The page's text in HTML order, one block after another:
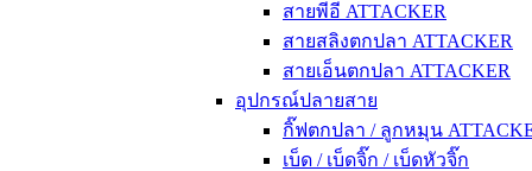
สายพีอี ATTACKER
สายสลิงตกปลา ATTACKER
สายเอ็นตกปลา ATTACKER
อุปกรณ์ปลายสาย
กิ๊ฟตกปลา / ลูกหมุน
เบ็ด / เบ็ดจิ๊ก / เบ็ดหัวจิ๊ก